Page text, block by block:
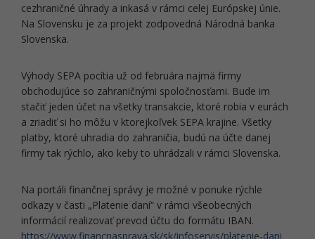
cezhraničné úhrady a inkasá v rámci celej Európskej únie.
Na Slovensku je za projekt zodpovedná Národná banka
Slovenska.
Výhody SEPA pocítia už od februára najmä firmy
obchodujúce so zahraničnými spoločnosťami. Bude im
stačiť jeden účet na všetky transakcie, ktoré robia v eurách
a zriadiť si ho môžu v ktorejkoľvek SEPA krajine. Všetky
platby, ktoré uhradia do zahraničia, budú na účte danej
firmy tak rýchlo, ako keby to uhrádzali v rámci Slovenska.
Na portáli finančnej správy je možné v ponuke rýchle
odkazy v časti „Platenie daní“ v rámci všeobecných
informácií realizovať prevod účtu do formátu IBAN.
https://www.financnasprava.sk/sk/infoservis/platenie-dani